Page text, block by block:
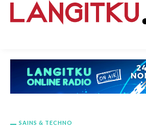
SAINS & TECHNO